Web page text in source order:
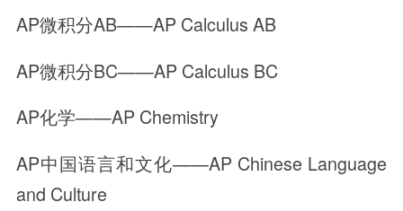
AP微积分AB——AP Calculus AB
AP微积分BC——AP Calculus BC
AP化学——AP Chemistry
AP中国语言和文化——AP Chinese Language
and Culture